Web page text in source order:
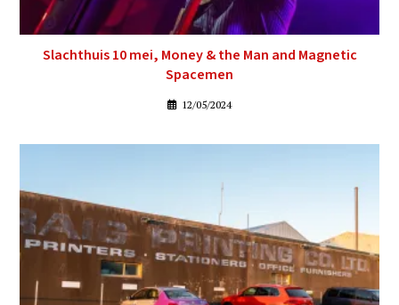
Slachthuis 10 mei, Money & the Man and Magnetic
Spacemen
12/05/2024